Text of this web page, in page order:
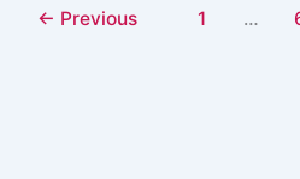
← Previous 1 …